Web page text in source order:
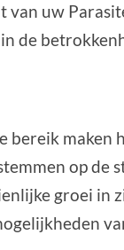
uw
de
maken
op de
groei in